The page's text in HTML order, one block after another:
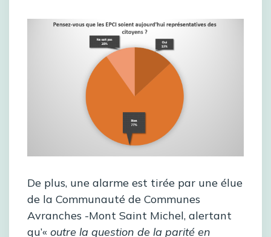
De plus, une alarme est tirée par une élue
de la Communauté de Communes
Avranches -Mont Saint Michel, alertant
qu’« outre la question de la parité en